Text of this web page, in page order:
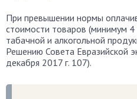
При превышении нормы
стоимости товаров (минимум 4
табачной и алкогольной
Решению Совета Евразийской
декабря 2017 г. 107).